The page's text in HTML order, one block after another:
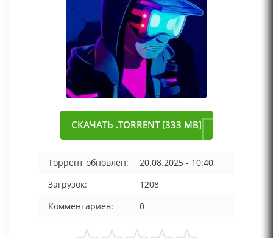
СКАЧАТЬ .TORRENT [333 MB]
Торрент обновлён:
20.08.2025 - 10:40
Загрузок:
1208
Комментариев:
0